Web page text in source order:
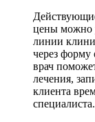
цены можно
линии
через форму
врач
лечения,
клиента
специалиста.